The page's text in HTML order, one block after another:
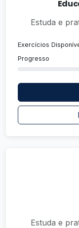
Estuda e
Exercícios
Progresso
Estuda e